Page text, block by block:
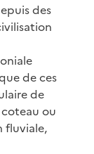
des
de ces
de
ou
fluviale,